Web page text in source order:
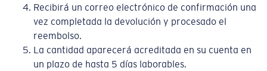
Recibirá un correo electrónico de confirmación una
vez completada la devolución y procesado el
reembolso.
La cantidad aparecerá acreditada en su cuenta en
un plazo de hasta 5 días laborables.